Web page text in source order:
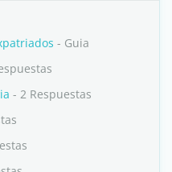
- Guia
- 2 Respuestas